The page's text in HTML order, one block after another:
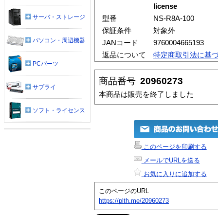
license
型番
NS-R8A-100
保証条件
対象外
JANコード
9760004665193
返品について
特定商取引法に基
商品番号 20960273
本商品は販売を終了しました
このページを印刷する
メールでURLを送る
お気に入りに追加する
このページのURL
https://plth.me/20960273
サーバ・ストレージ
パソコン・周辺機器
PCパーツ
サプライ
ソフト・ライセンス